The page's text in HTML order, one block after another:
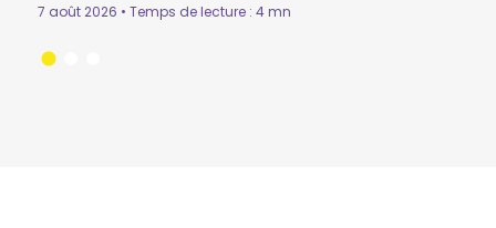
7 août 2026 • Temps de lecture : 4 mn